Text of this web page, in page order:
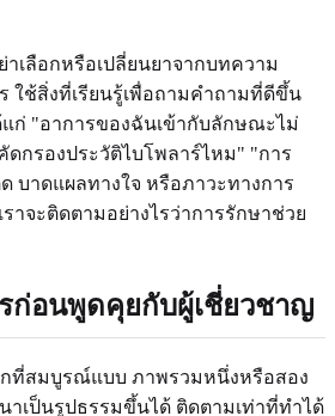
าเลือกหรือเปลี่ยนยาจากบทความ
ใช้สิ่งที่เรียนรู้เพื่อถามคำถามที่ดีขึ้น
ก่ "อาการของฉันเข้ากับลักษณะไม่
ดกรองประวัติไบโพลาร์ไหม" "การ
บาดแผลทางใจ หรือภาวะทางการ
าจะติดตามอย่างไรว่าการรักษาช่วย
ก่อนพูดคุยกับผู้เชี่ยวชาญ
ที่สมบูรณ์แบบ ภาพรวมหนึ่งหรือสอง
เป็นรูปธรรมขึ้นได้ ติดตามเท่าที่ทำได้